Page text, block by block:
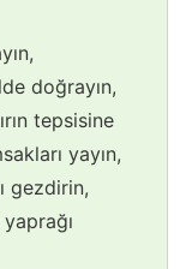
doğrayın,
tepsisine
yayın,
gezdirin,